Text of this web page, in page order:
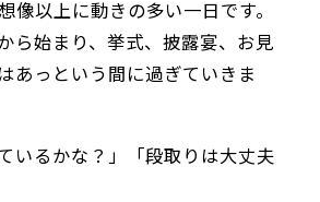
像以上に動きの多い一日です。
ら始まり、挙式、披露宴、お見
あっという間に過ぎていきま
いるかな？」「段取りは大丈夫